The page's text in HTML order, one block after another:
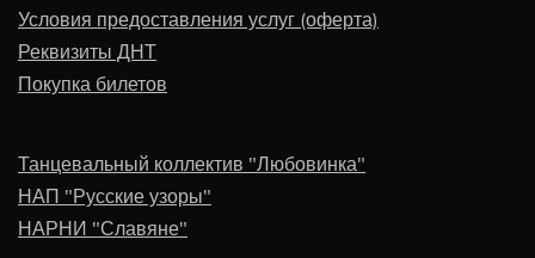
Условия предоставления услуг (оферта)
Реквизиты ДНТ
Покупка билетов
Танцевальный коллектив "Любовинка"
НАП "Русские узоры"
НАРНИ "Славяне"